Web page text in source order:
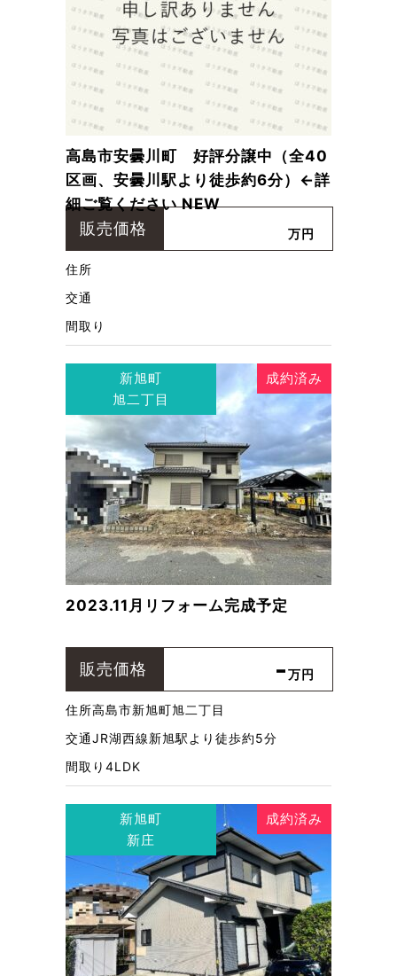
高島市安曇川町 好評分譲中（全40
区画、安曇川駅より徒歩約6分）←詳
細ご覧ください NEW
販売価格 万円
住所
交通
間取り
新旭町
旭二丁目
成約済み
2023.11月リフォーム完成予定
販売価格 -万円
住所高島市新旭町旭二丁目
交通JR湖西線新旭駅より徒歩約5分
間取り 4LDK
新旭町
新庄
成約済み